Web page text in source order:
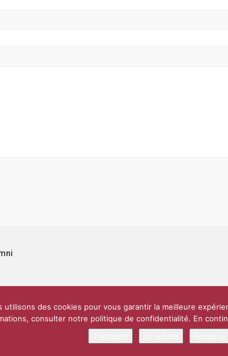
Po Toulouse
10 000 diplômés Réseau ScPo Mentions
utilisons des cookies pour vous garantir la meilleure
consulter notre politique de confidentialité. En